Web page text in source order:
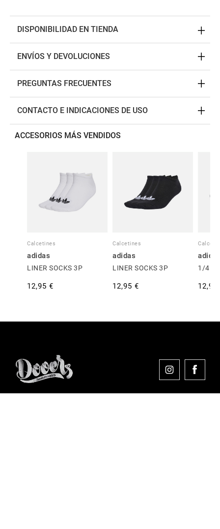
DISPONIBILIDAD EN TIENDA
ENVÍOS Y DEVOLUCIONES
PREGUNTAS FRECUENTES
CONTACTO E INDICACIONES DE USO
ACCESORIOS MÁS VENDIDOS
Calcetines
adidas
LINER SOCKS 3P
12,95 €
Calcetines
adidas
LINER SOCKS 3P
12,95 €
1/4
12,95